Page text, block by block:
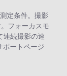
定条件。撮影
フォーカスモ
連続撮影の速
ポートページ